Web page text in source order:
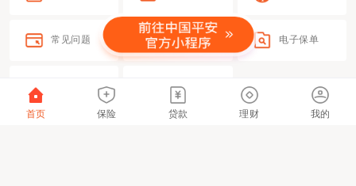
常见问题 电子发票 电子保单
更多
首页 保险 贷款 理财 我的